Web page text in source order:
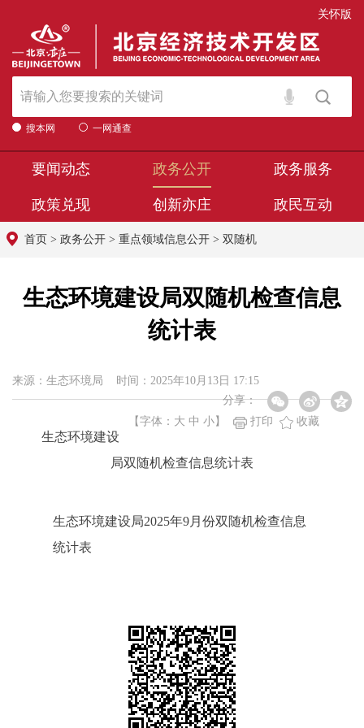
关怀版
搜本网 一网通查
要闻动态 政务公开 政务服务
政策兑现 创新亦庄 政民互动
首页 > 政务公开 > 重点领域信息公开 > 双随机
生态环境建设局双随机检查信息
统计表
来源：生态环境局 时间：2025年10月13日 17:15
分享：
【字体： 大 中 小 】 打印 收藏
生态环境建设
局双随机检查信息统计表
生态环境建设局2025年9月份双随机检查信息
统计表